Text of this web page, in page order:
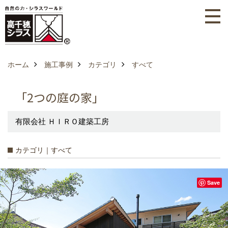
ホーム 施工事例 カテゴリ すべて
「2つの庭の家」
有限会社 ＨＩＲＯ建築工房
カテゴリ｜すべて
Save